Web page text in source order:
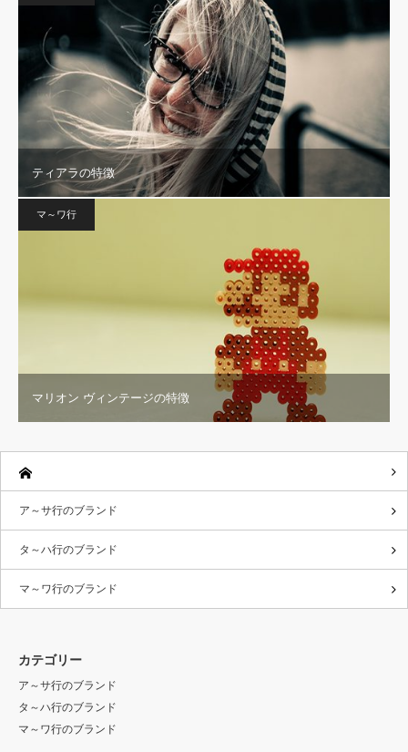
ティアラの特徴
マ～ワ行
マリオン ヴィンテージの特徴
ア～サ行のブランド
タ～ハ行のブランド
マ～ワ行のブランド
カテゴリー
ア～サ行のブランド
タ～ハ行のブランド
マ～ワ行のブランド